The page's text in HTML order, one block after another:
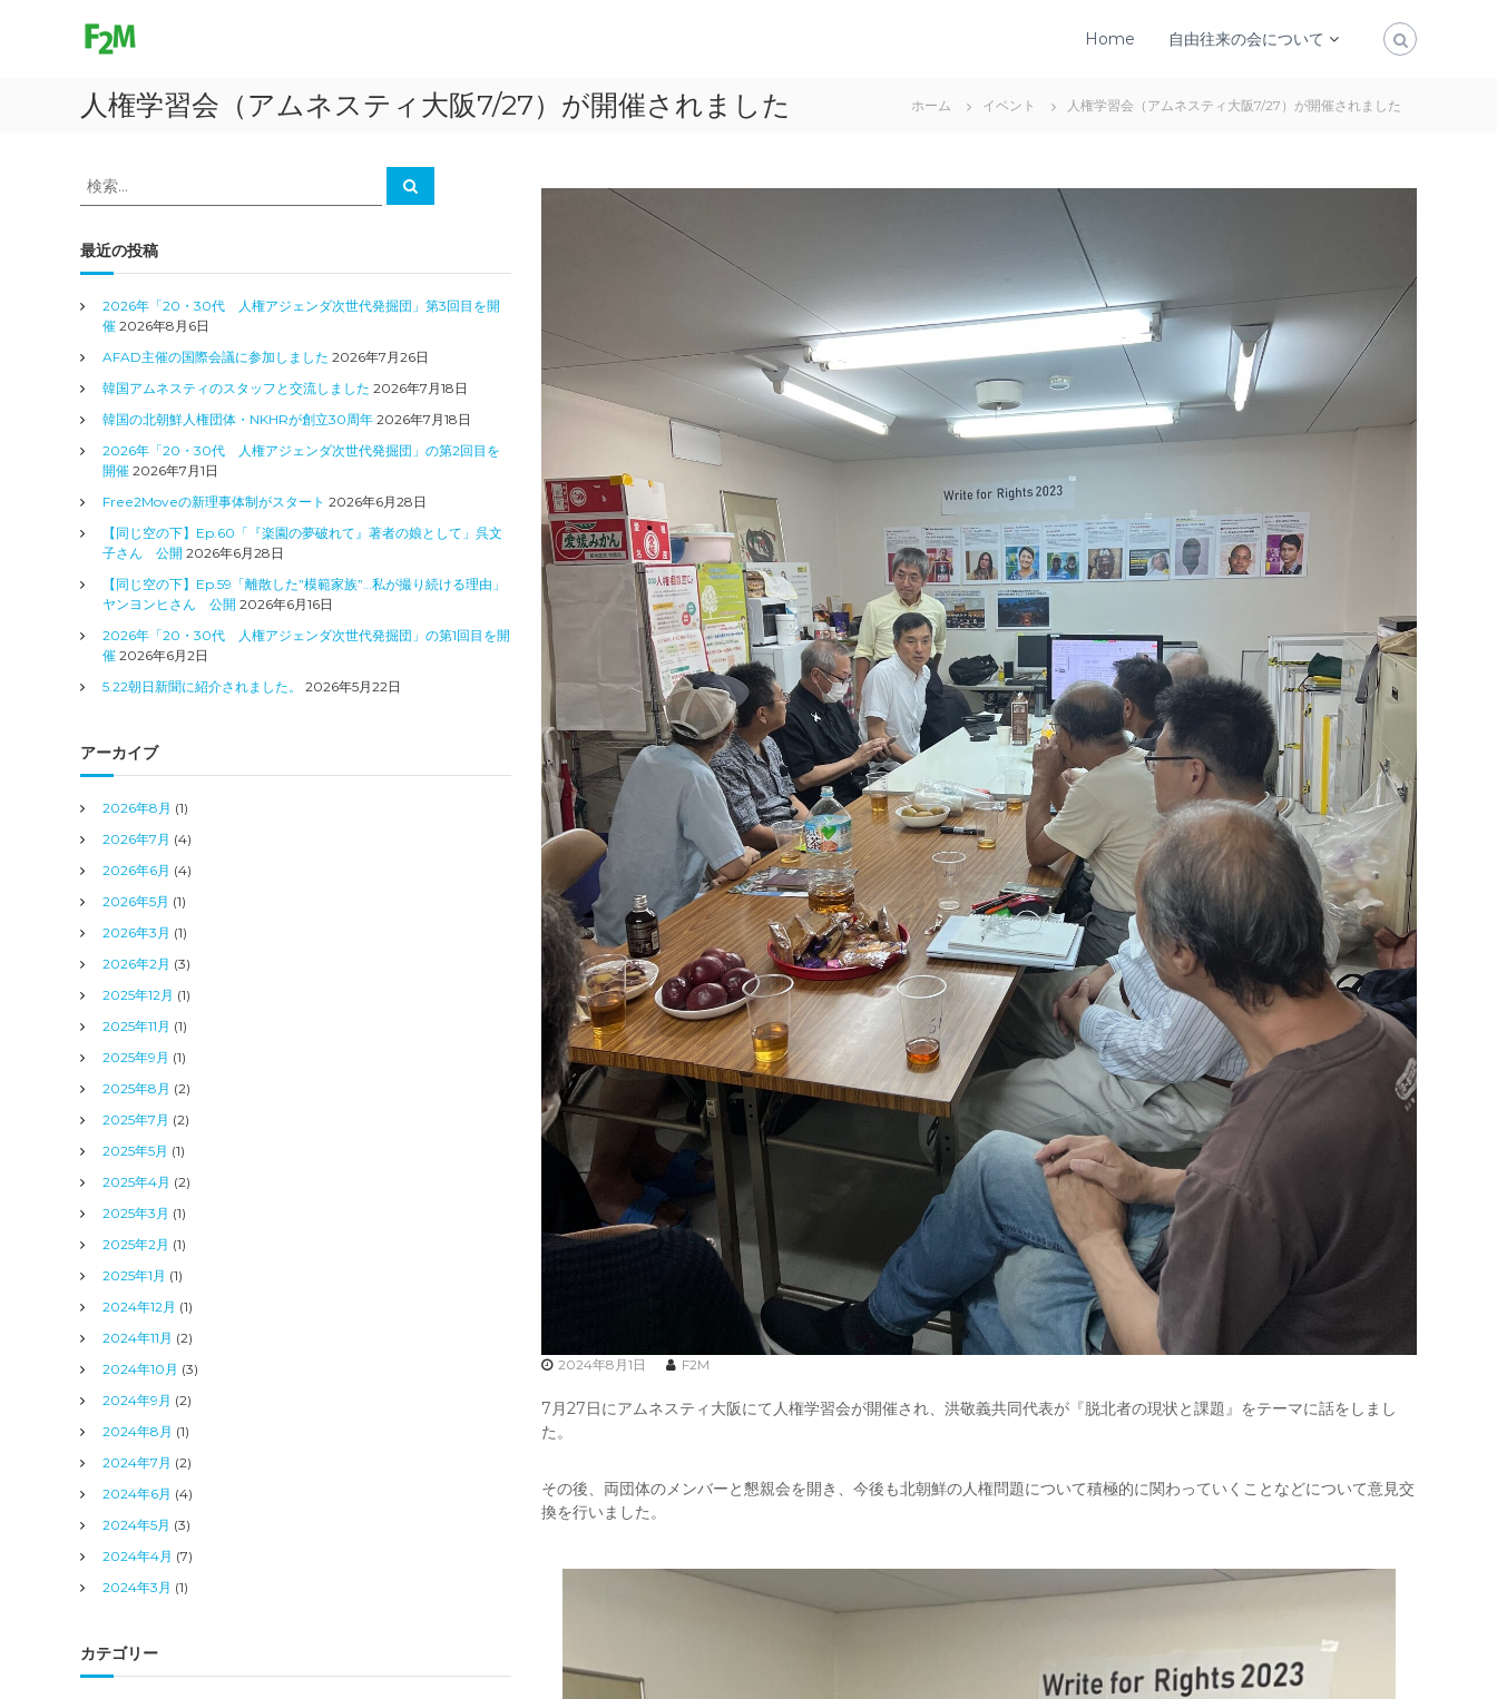
e
2
v
Home 自由往来の会について
人権学習会（アムネスティ大阪7/27）が開催されました ホーム イベント 人権学習会（アムネスティ大阪7/27）が開催されました
2024年8月1日 F2M
7月27日にアムネスティ大阪にて人権学習会が開催され、洪敬義共同代表が『脱北者の現状と課題』をテーマに話をしまし
た。
その後、両団体のメンバーと懇親会を開き、今後も北朝鮮の人権問題について積極的に関わっていくことなどについて意見交
換を行いました。
検
索
象
:
検
索
最近の投稿
2026年「20・30代 人権アジェンダ次世代発掘団」第3回目を開
催 2026年8月6日
AFAD主催の国際会議に参加しました 2026年7月26日
韓国アムネスティのスタッフと交流しました 2026年7月18日
韓国の北朝鮮人権団体・NKHRが創立30周年 2026年7月18日
2026年「20・30代 人権アジェンダ次世代発掘団」の第2回目を
開催 2026年7月1日
Free2Moveの新理事体制がスタート 2026年6月28日
【同じ空の下】Ep.60「『楽園の夢破れて』著者の娘として」呉文
子さん 公開 2026年6月28日
【同じ空の下】Ep.59「離散した”模範家族”…私が撮り続ける理由」
ヤンヨンヒさん 公開 2026年6月16日
2026年「20・30代 人権アジェンダ次世代発掘団」の第1回目を開
催 2026年6月2日
5.22朝日新聞に紹介されました。
2026年5月22日
アーカイブ
2026年8月 (1)
2026年7月 (4)
2026年6月 (4)
2026年5月 (1)
2026年3月 (1)
2026年2月 (3)
2025年12月 (1)
2025年11月 (1)
2025年9月 (1)
2025年8月 (2)
2025年7月 (2)
2025年5月 (1)
2025年4月 (2)
2025年3月 (1)
2025年2月 (1)
2025年1月 (1)
2024年12月 (1)
2024年11月 (2)
2024年10月 (3)
2024年9月 (2)
2024年8月 (1)
2024年7月 (2)
2024年6月 (4)
2024年5月 (3)
2024年4月 (7)
2024年3月 (1)
カテゴリー